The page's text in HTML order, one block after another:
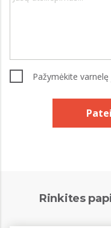
Pažymėkite
Rinkites